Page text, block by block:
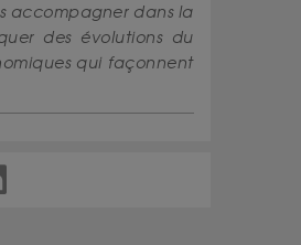
accompagner dans la
des évolutions du
qui façonnent